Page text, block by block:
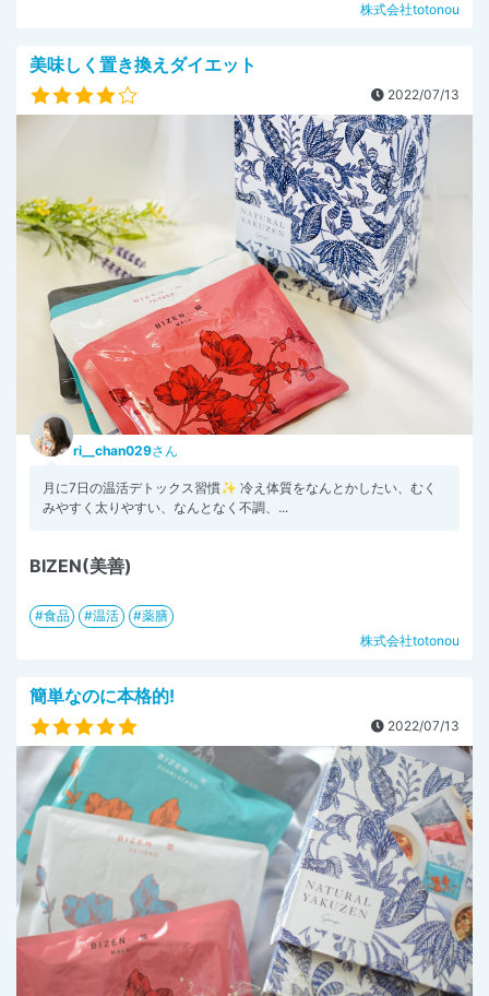
株式会社totonou
美味しく置き換えダイエット
2022/07/13
ri__chan029さん
月に7日の温活デトックス習慣✨ 冷え体質をなんとかしたい、むく
みやすく太りやすい、なんとなく不調、...
BIZEN(美善)
食品 温活
薬膳
株式会社totonou
簡単なのに本格的!
2022/07/13